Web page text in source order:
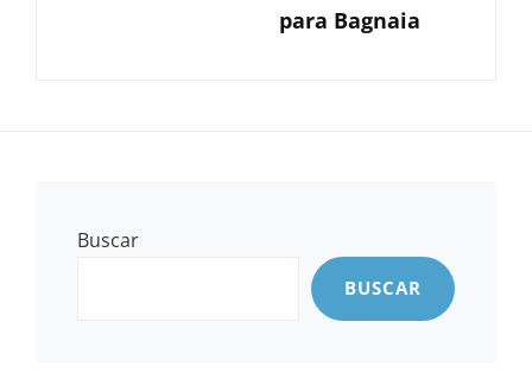
para Bagnaia
Buscar
BUSCAR